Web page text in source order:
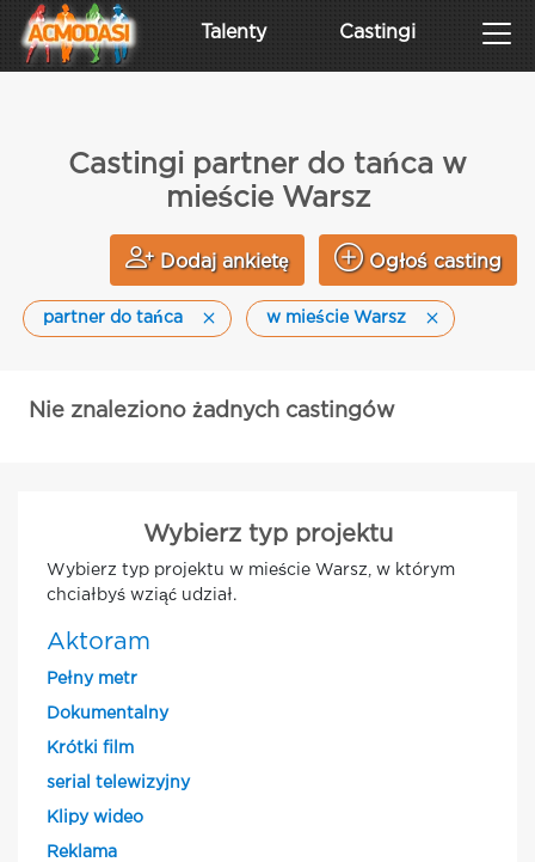
Talenty Castingi
Castingi partner do tańca w
mieście Warsz
Dodaj ankietę Ogłoś casting
partner do tańca w mieście Warsz
Nie znaleziono żadnych castingów
Wybierz typ projektu
Wybierz typ projektu w mieście Warsz, w którym
chciałbyś wziąć udział.
Aktoram
Pełny metr
Dokumentalny
Krótki film
serial telewizyjny
Klipy wideo
Reklama